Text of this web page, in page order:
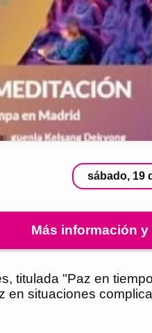
sábado, 19
Más información
titulada "Paz en
en situaciones